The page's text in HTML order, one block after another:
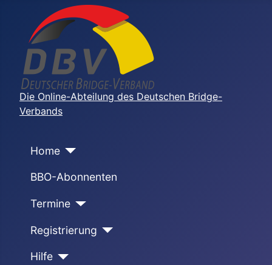
Die Online-Abteilung des Deutschen Bridge-
Verbands
Home
BBO-Abonnenten
Termine
Registrierung
Hilfe